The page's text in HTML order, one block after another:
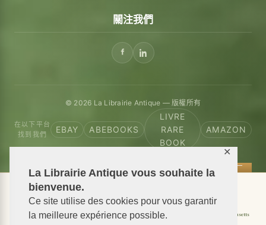
La Librairie Antique vous souhaite la
bienvenue.
Ce site utilise des cookies pour vous garantir
la meilleure expérience possible.
✕
關注我們
© 2026 La Librairie Antique — 版權所有
在以下平台
找到我們
EBAY ABEBOOKS
LIVRE
RARE
BOOK
AMAZON
📦 We ship antiquarian books worldwide
Shipping to USA Shipping to New York Shipping to California
Shipping to Massachusetts